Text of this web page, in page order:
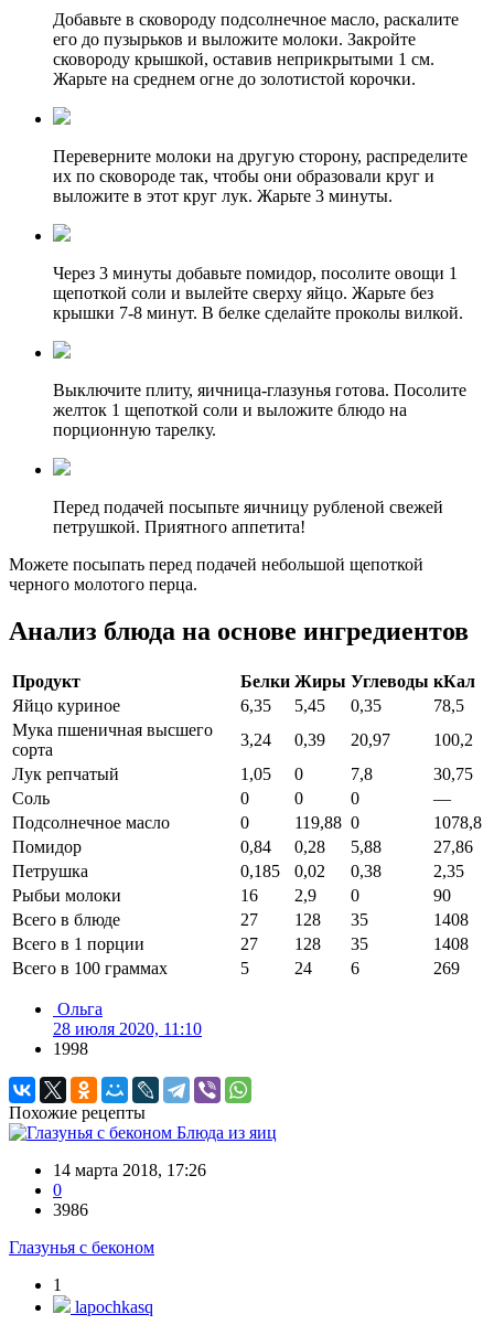
Добавьте в сковороду подсолнечное масло, раскалите
его до пузырьков и выложите молоки. Закройте
сковороду крышкой, оставив неприкрытыми 1 см.
Жарьте на среднем огне до золотистой корочки.
Переверните молоки на другую сторону, распределите
их по сковороде так, чтобы они образовали круг и
выложите в этот круг лук. Жарьте 3 минуты.
Через 3 минуты добавьте помидор, посолите овощи 1
щепоткой соли и вылейте сверху яйцо. Жарьте без
крышки 7-8 минут. В белке сделайте проколы вилкой.
Выключите плиту, яичница-глазунья готова. Посолите
желток 1 щепоткой соли и выложите блюдо на
порционную тарелку.
Перед подачей посыпьте яичницу рубленой свежей
петрушкой. Приятного аппетита!
Можете посыпать перед подачей небольшой щепоткой
черного молотого перца.
Анализ блюда на основе ингредиентов
Продукт Белки Жиры Углеводы кКал
Яйцо куриное
6,35 5,45 0,35
78,5
Мука пшеничная высшего
сорта
3,24 0,39 20,97
100,2
Лук репчатый
1,05 0 7,8
30,75
Соль
0 0 0
—
Подсолнечное масло
0 119,88 0
1078,8
Помидор
0,84 0,28 5,88
27,86
Петрушка
0,185 0,02 0,38
2,35
Рыбьи молоки
16 2,9 0
90
Всего в блюде
27 128 35
1408
Всего в 1 порции
27 128 35
1408
Всего в 100 граммах
5 24 6 269
Ольга
28 июля 2020, 11:10
1998
Похожие рецепты
Блюда из яиц
14 марта 2018, 17:26
0
3986
Глазунья с беконом
1
lapochkasq